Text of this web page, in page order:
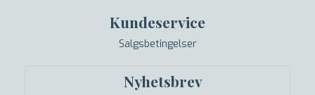
Kundeservice
Salgsbetingelser
Nyhetsbrev